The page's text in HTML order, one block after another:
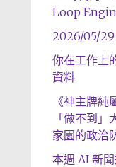
Loop
2026/05/29
你在工作上
資料
《神主牌
「做不到
家園的政治
本週 AI 新聞